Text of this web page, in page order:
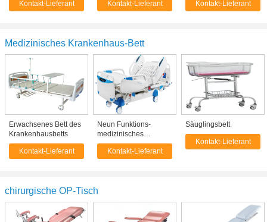
AC220V 50HZ
Kontakt-Lieferant
HNOhnobehandlungs-
Kontakt-Lieferant
Kehldiagnosen-und -
Kontakt-Lieferant
Medizinisches Krankenhaus-Bett
Erwachsenes Bett des
Krankenhausbetts
Kontakt-Lieferant
Neun Funktions-
medizinisches
Krankenhaus-Bett,
ICU-Raum-
Kontakt-Lieferant
Säuglingsbett
Kontakt-Lieferant
chirurgische OP-Tisch